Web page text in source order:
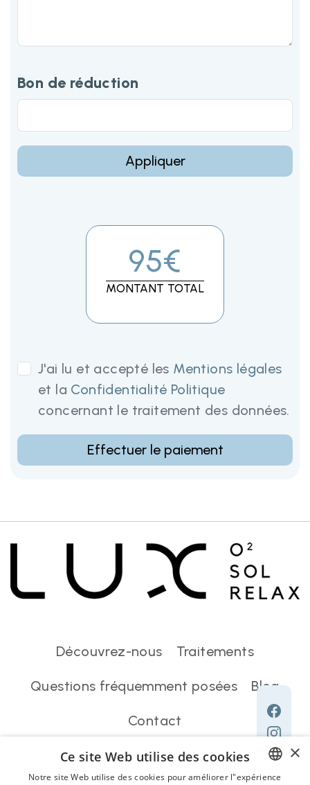
Bon de réduction
Appliquer
95€
MONTANT TOTAL
J'ai lu et accepté les Mentions légales
et la Confidentialité Politique
concernant le traitement des données.
Effectuer le paiement
Découvrez-nous Traitements
Questions fréquemment posées Blog
Contact
×
Ce site Web utilise des cookies
Notre site Web utilise des cookies pour améliorer l"expérience